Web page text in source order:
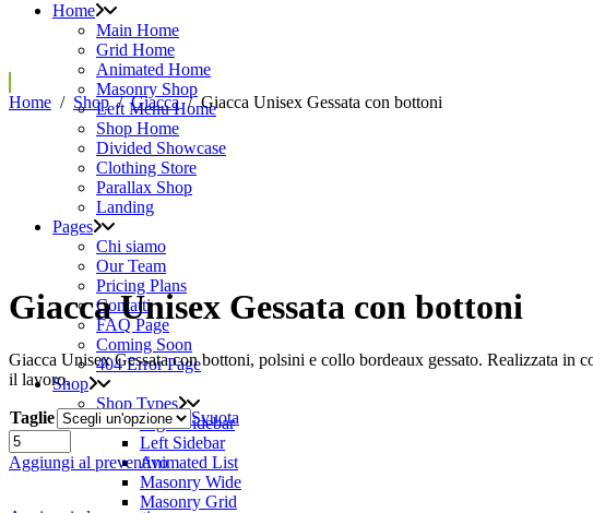
Home
Main Home
Grid Home
Animated Home
Masonry Shop
Left Menu Home
Shop Home
Divided Showcase
Clothing Store
Parallax Shop
Landing
Pages
Chi siamo
Our Team
Pricing Plans
Contatti
FAQ Page
Coming Soon
404 Error Page
Shop
Shop Types
Right Sidebar
Left Sidebar
Animated List
Masonry Wide
Masonry Grid
Home / Shop/Giacca/Giacca Unisex Gessata con bottoni
Giacca Unisex Gessata con bottoni
Giacca Unisex Gessata con bottoni, polsini e collo bordeaux gessato. Realizzata in
il lavoro.
Taglie
Svuota
Giacca
Unisex
Gessata
Aggiungi al preventivo